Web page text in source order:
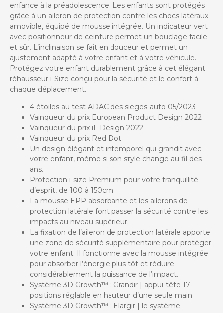
enfance à la préadolescence. Les enfants sont protégés
grâce à un aileron de protection contre les chocs latéraux
amovible, équipé de mousse intégrée. Un indicateur vert
avec positionneur de ceinture permet un bouclage facile
et sûr. L’inclinaison se fait en douceur et permet un
ajustement adapté à votre enfant et à votre véhicule.
Protégez votre enfant durablement grâce à cet élégant
réhausseur i-Size conçu pour la sécurité et le confort à
chaque déplacement.
4 étoiles au test ADAC des sieges-auto 05/2023
Vainqueur du prix European Product Design 2022
Vainqueur du prix iF Design 2022
Vainqueur du prix Red Dot
Un design élégant et intemporel qui grandit avec
votre enfant, même si son style change au fil des
ans.
Protection i-size Premium pour votre tranquillité
d’esprit, de 100 à 150cm
La mousse EPP absorbante et les ailerons de
protection latérale font passer la sécurité contre les
impacts au niveau supérieur.
La fixation de l’aileron de protection latérale apporte
une zone de sécurité supplémentaire pour protéger
votre enfant. Il fonctionne avec la mousse intégrée
pour absorber l’énergie plus tôt et réduire
considérablement la puissance de l’impact.
Système 3D Growth™ : Grandir | appui-tête 17
positions réglable en hauteur d’une seule main
Système 3D Growth™ : Elargir | le système